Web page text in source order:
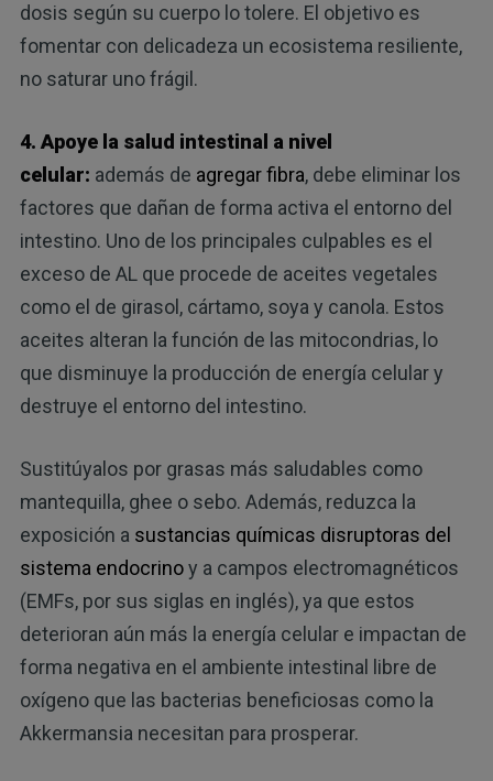
dosis según su cuerpo lo tolere. El objetivo es
fomentar con delicadeza un ecosistema resiliente,
no saturar uno frágil.
4. Apoye la salud intestinal a nivel
celular: además de agregar fibra, debe eliminar los
factores que dañan de forma activa el entorno del
intestino. Uno de los principales culpables es el
exceso de AL que procede de aceites vegetales
como el de girasol, cártamo, soya y canola. Estos
aceites alteran la función de las mitocondrias, lo
que disminuye la producción de energía celular y
destruye el entorno del intestino.
Sustitúyalos por grasas más saludables como
mantequilla, ghee o sebo. Además, reduzca la
exposición a sustancias químicas disruptoras del
sistema endocrinoy a campos electromagnéticos
(EMFs, por sus siglas en inglés), ya que estos
deterioran aún más la energía celular e impactan de
forma negativa en el ambiente intestinal libre de
oxígeno que las bacterias beneficiosas como la
Akkermansia necesitan para prosperar.